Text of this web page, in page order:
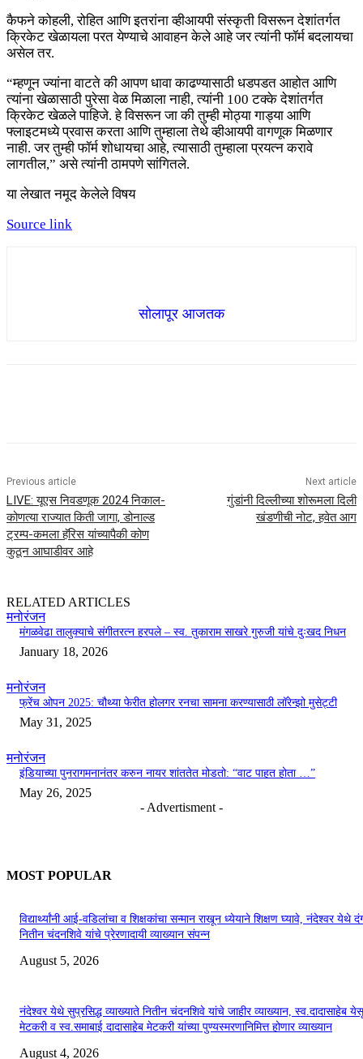
कैफने कोहली, रोहित आणि इतरांना व्हीआयपी संस्कृती विसरून देशांतर्गत
क्रिकेट खेळायला परत येण्याचे आवाहन केले आहे जर त्यांनी फॉर्म बदलायचा
असेल तर.
“म्हणून ज्यांना वाटते की आपण धावा काढण्यासाठी धडपडत आहोत आणि
त्यांना खेळासाठी पुरेसा वेळ मिळाला नाही, त्यांनी 100 टक्के देशांतर्गत
क्रिकेट खेळले पाहिजे. हे विसरून जा की तुम्ही मोठ्या गाड्या आणि
फ्लाइटमध्ये प्रवास करता आणि तुम्हाला तेथे व्हीआयपी वागणूक मिळणार
नाही. जर तुम्ही फॉर्म शोधायचा आहे, त्यासाठी तुम्हाला प्रयत्न करावे
लागतील,” असे त्यांनी ठामपणे सांगितले.
या लेखात नमूद केलेले विषय
Source link
सोलापूर आजतक
Previous article
LIVE: यूएस निवडणूक 2024 निकाल-
कोणत्या राज्यात किती जागा, डोनाल्ड
ट्रम्प-कमला हॅरिस यांच्यापैकी कोण
कुठून आघाडीवर आहे
Next article
गुंडांनी दिल्लीच्या शोरूमला दिली
खंडणीची नोट, हवेत आग
RELATED ARTICLES
मनोरंजन
मंगळवेढा तालुक्याचे संगीतरत्न हरपले – स्व. तुकाराम साखरे गुरुजी यांचे दुःखद निधन
January 18, 2026
मनोरंजन
फ्रेंच ओपन 2025: चौथ्या फेरीत होलगर रनचा सामना करण्यासाठी लॉरेन्झो मुसेट्टी
May 31, 2025
मनोरंजन
इंडियाच्या पुनरागमनानंतर करुन नायर शांततेत मोडतो: “वाट पाहत होता …”
May 26, 2025
- Advertisment -
MOST POPULAR
विद्यार्थ्यांनी आई-वडिलांचा व शिक्षकांचा सन्मान राखून ध्येयाने शिक्षण घ्यावे, नंदेश्वर येथे
नितीन चंदनशिवे यांचे प्रेरणादायी व्याख्यान संपन्न
August 5, 2026
नंदेश्वर येथे सुप्रसिद्ध व्याख्याते नितीन चंदनशिवे यांचे जाहीर व्याख्यान, स्व.दादासाहेब येसू
मेटकरी व स्व.समाबाई दादासाहेब मेटकरी यांच्या पुण्यस्मरणानिमित्त होणार व्याख्यान
August 4, 2026